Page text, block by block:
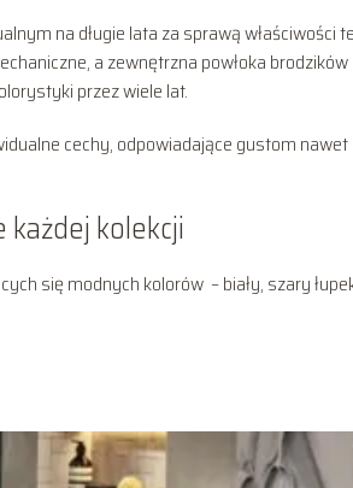
na długie lata za sprawą właściwości
a zewnętrzna powłoka brodzików
przez wiele lat.
cechy, odpowiadające gustom nawet
kolekcji
się modnych kolorów – biały, szary